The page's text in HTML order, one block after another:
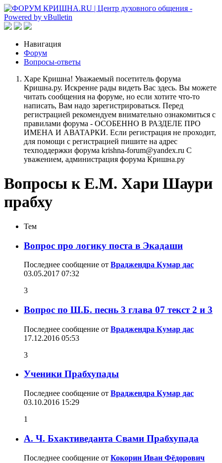
Навигация
Форум
Вопросы-ответы
Харе Кришна! Уважаемый посетитель форума
Кришна.ру. Искренне рады видеть Вас здесь. Вы можете
читать сообщения на форуме, но если хотите что-то
написать, Вам надо зарегистрироваться. Перед
регистрацией рекомендуем внимательно ознакомиться с
правилами форума - ОСОБЕННО В РАЗДЕЛЕ ПРО
ИМЕНА И АВАТАРКИ. Если регистрация не проходит,
для помощи с регистрацией пишите на адрес
техподдержки форума krishna-forum@yandex.ru С
уважением, администрация форума Кришна.ру
Вопросы к Е.М. Хари Шаури
прабху
Тем
Вопрос про логику поста в Экадаши
Последнее сообщение от Враджендра Кумар дас
03.05.2017 07:32
3
Вопрос по Ш.Б. песнь 3 глава 07 текст 2 и 3
Последнее сообщение от Враджендра Кумар дас
17.12.2016 05:53
3
Ученики Прабхупады
Последнее сообщение от Враджендра Кумар дас
03.10.2016 15:29
1
А. Ч. Бхактиведанта Свами Прабхупада
Последнее сообщение от Кокорин Иван Фёдорович